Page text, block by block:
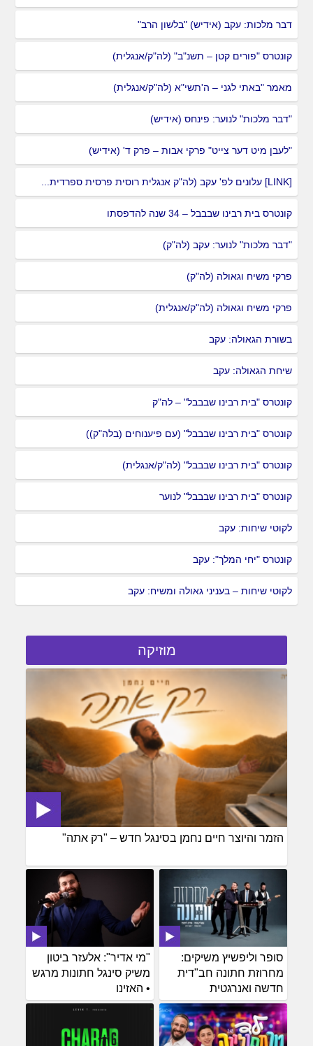
דבר מלכות: עקב (אידיש) "בלשון הרב"
קונטרס "פורים קטן – תשנ"ב" (לה"ק/אנגלית)
מאמר "באתי לגני – ה'תשי"א (לה"ק/אנגלית)
"דבר מלכות" לנוער: פינחס (אידיש)
"לעבן מיט דער צייט" פרקי אבות – פרק ד' (אידיש)
[LINK] עלונים לפ' עקב (לה"ק אנגלית רוסית פרסית ספרדית...
קונטרס בית רבינו שבבבל – 34 שנה להדפסתו
"דבר מלכות" לנוער: עקב (לה"ק)
פרקי משיח וגאולה (לה"ק)
פרקי משיח וגאולה (לה"ק/אנגלית)
בשורת הגאולה: עקב
שיחת הגאולה: עקב
קונטרס "בית רבינו שבבבל" – לה"ק
קונטרס "בית רבינו שבבבל" (עם פיענוחים (בלה"ק))
קונטרס "בית רבינו שבבבל" (לה"ק/אנגלית)
קונטרס "בית רבינו שבבבל" לנוער
לקוטי שיחות: עקב
קונטרס "יחי המלך": עקב
לקוטי שיחות – בעניני גאולה ומשיח: עקב
מוזיקה
הזמר והיוצר חיים נחמן בסינגל חדש – "רק אתה"
"מי אדיר": אלעזר ביטון
משיק סינגל חתונות מרגש
• האזינו
סופר וליפשיץ משיקים:
מחרוזת חתונה חב"דית
חדשה ואנרגטית